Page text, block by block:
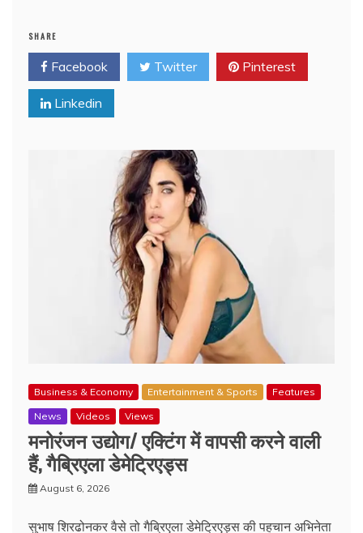
SHARE
Facebook Twitter Pinterest
Linkedin
Business & Economy Entertainment & Sports
Features
News
Videos Views
मनोरंजन उद्योग/ एक्टिंग में वापसी करने वाली
हैं, गैब्रिएला डेमेट्रिएड्स
August 6, 2026
सुभाष शिरढोनकर वैसे तो गैब्रिएला डेमेट्रिएड्स की पहचान अभिनेता